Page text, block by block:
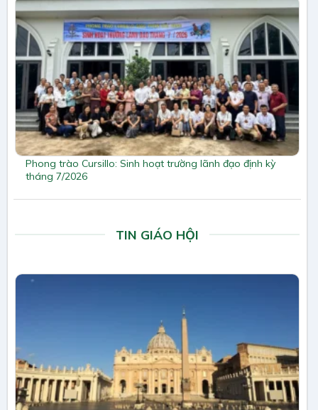
Phong trào Cursillo: Sinh hoạt trường lãnh đạo định kỳ
tháng 7/2026
TIN GIÁO HỘI